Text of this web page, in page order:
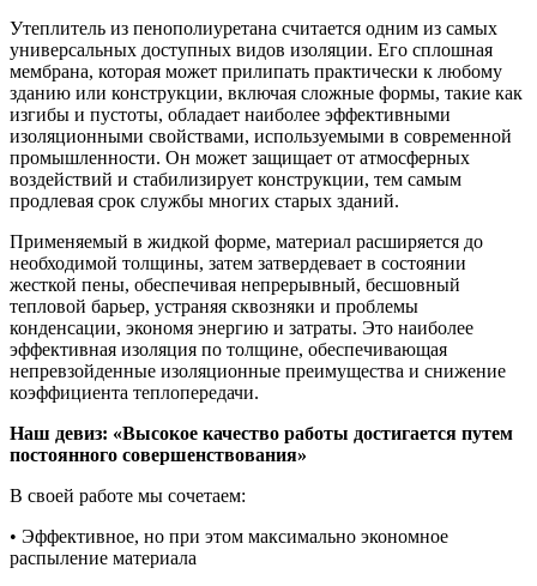
Утеплитель из пенополиуретана считается одним из самых
универсальных доступных видов изоляции. Его сплошная
мембрана, которая может прилипать практически к любому
зданию или конструкции, включая сложные формы, такие как
изгибы и пустоты, обладает наиболее эффективными
изоляционными свойствами, используемыми в современной
промышленности. Он может защищает от атмосферных
воздействий и стабилизирует конструкции, тем самым
продлевая срок службы многих старых зданий.
Применяемый в жидкой форме, материал расширяется до
необходимой толщины, затем затвердевает в состоянии
жесткой пены, обеспечивая непрерывный, бесшовный
тепловой барьер, устраняя сквозняки и проблемы
конденсации, экономя энергию и затраты. Это наиболее
эффективная изоляция по толщине, обеспечивающая
непревзойденные изоляционные преимущества и снижение
коэффициента теплопередачи.
Наш девиз: «Высокое качество работы достигается путем
постоянного совершенствования»
В своей работе мы сочетаем:
• Эффективное, но при этом максимально экономное
распыление материала